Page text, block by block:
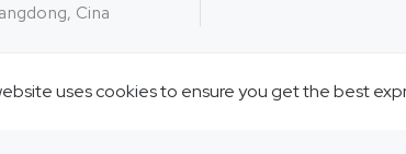
Cina
uses cookies to ensure you get the best